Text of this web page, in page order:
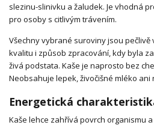
slezinu-slinivku a žaludek. Je vhodná
pro osoby s citlivým trávením.
Všechny vybrané suroviny jsou
kvalitu i způsob zpracování, kdy byla
živá podstata. Kaše je naprosto bez
Neobsahuje lepek, živočišné mléko ani
Energetická
Kaše lehce zahřívá povrch organismu